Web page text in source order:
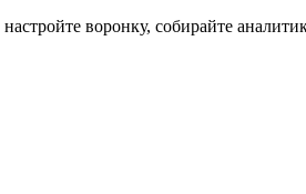
воронку, собирайте